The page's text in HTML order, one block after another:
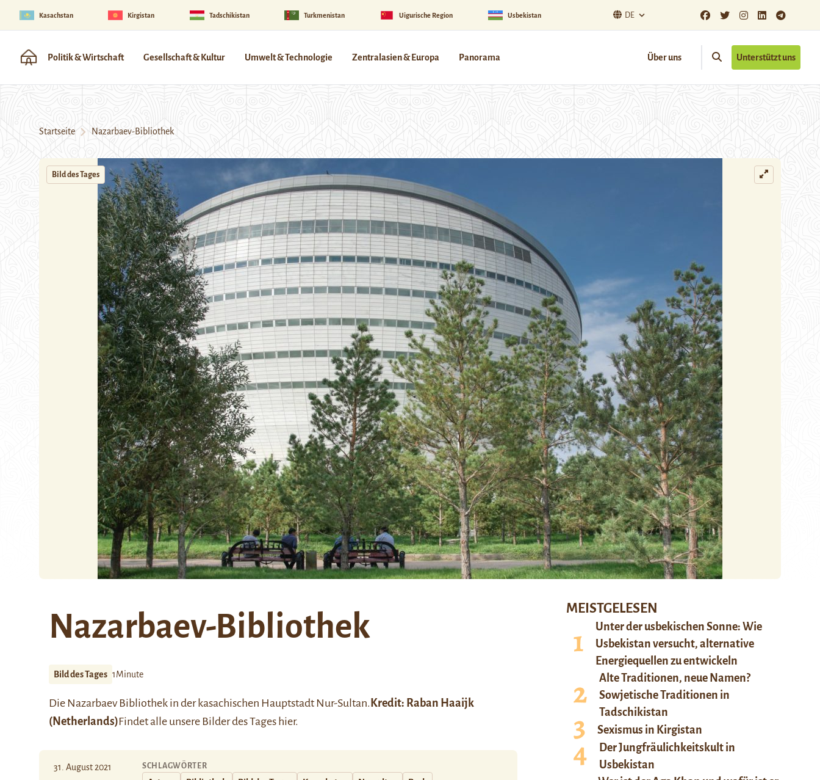
Kasachstan Kirgistan Tadschikistan Turkmenistan Uigurische Region Usbekistan DE
Politik & Wirtschaft Gesellschaft & Kultur Umwelt & Technologie Zentralasien & Europa Panorama Über uns Unterstützt uns
Startseite Nazarbaev-Bibliothek
Bild des Tages
Nazarbaev-Bibliothek
Bild des Tages 1Minute
Die Nazarbaev Bibliothek in der kasachischen Hauptstadt Nur-Sultan.Kredit: Raban Haaijk
(Netherlands)Findet alle unsere Bilder des Tages hier.
31. August 2021 SCHLAGWÖRTER
MEISTGELESEN
Unter der usbekischen Sonne: Wie
Usbekistan versucht, alternative
Energiequellen zu entwickeln
Alte Traditionen, neue Namen?
Sowjetische Traditionen in
Tadschikistan
Sexismus in Kirgistan
Der Jungfräulichkeitskult in
Usbekistan